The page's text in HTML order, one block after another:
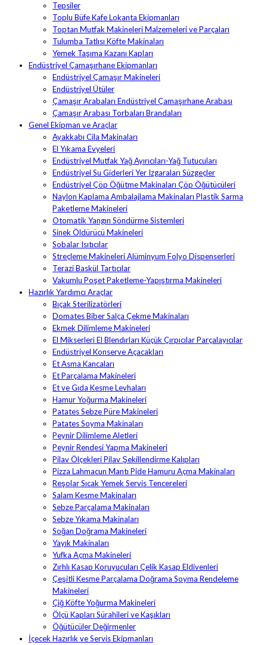
Tepsiler
Toplu Büfe Kafe Lokanta Ekipmanları
Toptan Mutfak Makineleri Malzemeleri ve Parçaları
Tulumba Tatlısı Köfte Makinaları
Yemek Taşıma Kazanı Kapları
Endüstriyel Çamaşırhane Ekipmanları
Endüstriyel Çamaşır Makineleri
Endüstriyel Ütüler
Çamaşır Arabaları Endüstriyel Çamaşırhane Arabası
Çamaşır Arabası Torbaları Brandaları
Genel Ekipman ve Araçlar
Ayakkabı Cila Makinaları
El Yıkama Evyeleri
Endüstriyel Mutfak Yağ Ayırıcıları-Yağ Tutucuları
Endüstriyel Su Giderleri Yer Izgaraları Süzgeçler
Endüstriyel Çöp Öğütme Makinaları Çöp Öğütücüleri
Naylon Kaplama Ambalajlama Makinaları Plastik Sarma
Paketleme Makineleri
Otomatik Yangın Söndürme Sistemleri
Sinek Öldürücü Makineleri
Sobalar Isıtıcılar
Streçleme Makineleri Alüminyum Folyo Dispenserleri
Terazi Baskül Tartıcılar
Vakumlu Poşet Paketleme-Yapıştırma Makineleri
Hazırlık Yardımcı Araçlar
Bıçak Sterilizatörleri
Domates Biber Salça Çekme Makinaları
Ekmek Dilimleme Makineleri
El Mikserleri El Blendırları Küçük Çırpıcılar Parçalayıcılar
Endüstriyel Konserve Açacakları
Et Asma Kancaları
Et Parçalama Makineleri
Et ve Gıda Kesme Levhaları
Hamur Yoğurma Makineleri
Patates Sebze Püre Makineleri
Patates Soyma Makinaları
Peynir Dilimleme Aletleri
Peynir Rendesi Yapma Makineleri
Pilav Ölçekleri Pilav Şekillendirme Kalıpları
Pizza Lahmacun Mantı Pide Hamuru Açma Makinaları
Reşolar Sıcak Yemek Servis Tencereleri
Salam Kesme Makinaları
Sebze Parçalama Makinaları
Sebze Yıkama Makinaları
Soğan Doğrama Makineleri
Yayık Makinaları
Yufka Açma Makineleri
Zırhlı Kasap Koruyucuları Çelik Kasap Eldivenleri
Çeşitli Kesme Parçalama Doğrama Soyma Rendeleme
Makineleri
Çiğ Köfte Yoğurma Makineleri
Ölçü Kapları Sürahileri ve Kaşıkları
Öğütücüler Değirmenler
İçecek Hazırlık ve Servis Ekipmanları